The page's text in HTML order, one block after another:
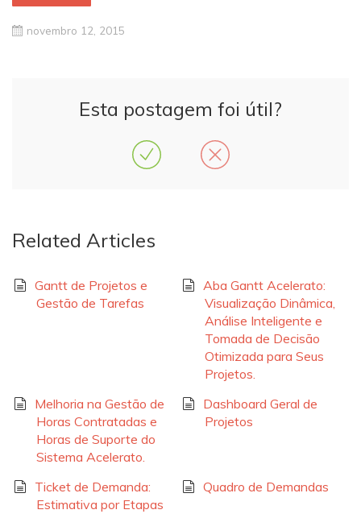
novembro 12, 2015
Esta postagem foi útil?
Related Articles
Gantt de Projetos e
Gestão de Tarefas
Aba Gantt Acelerato:
Visualização Dinâmica,
Análise Inteligente e
Tomada de Decisão
Otimizada para Seus
Projetos.
Melhoria na Gestão de
Horas Contratadas e
Horas de Suporte do
Sistema Acelerato.
Dashboard Geral de
Projetos
Ticket de Demanda:
Estimativa por Etapas
Quadro de Demandas